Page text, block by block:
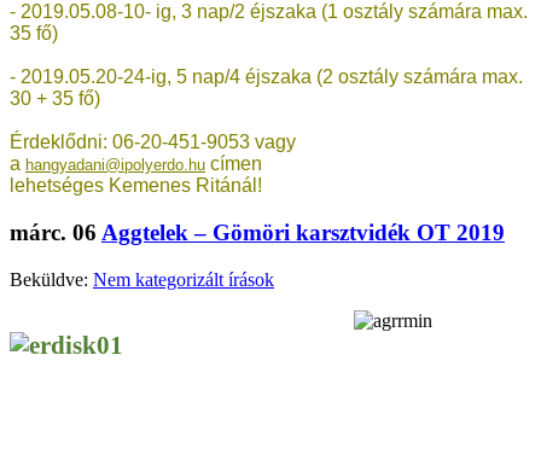
- 2019.05.08-10- ig, 3 nap/2 éjszaka (1 osztály számára max.
35 fő)
- 2019.05.20-24-ig, 5 nap/4 éjszaka (2 osztály számára max.
30 + 35 fő)
Érdeklődni: 06-20-451-9053 vagy
a hangyadani@ipolyerdo.hu címen
lehetséges Kemenes Ritánál!
márc. 06 Aggtelek – Gömöri karsztvidék OT 2019
Beküldve: Nem kategorizált írások